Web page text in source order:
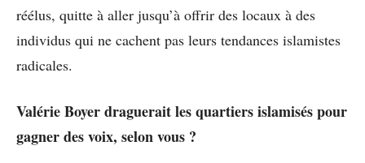
réélus, quitte à aller jusqu’à offrir des locaux à des
individus qui ne cachent pas leurs tendances islamistes
radicales.
Valérie Boyer draguerait les quartiers islamisés pour
gagner des voix, selon vous ?